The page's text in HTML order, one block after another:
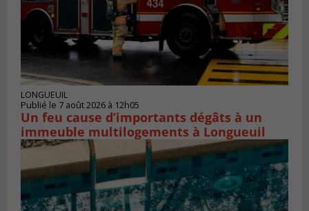
LONGUEUIL
Publié le 7 août 2026 à 12h05
Un feu cause d’importants dégâts à un
immeuble multilogements à Longueuil